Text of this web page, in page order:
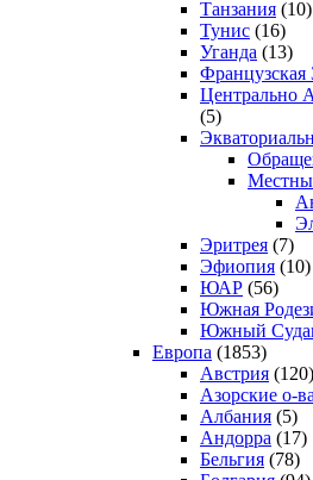
Танзания (10)
Тунис (16)
Уганда (13)
Французская
Центрально
(5)
Эритрея (7)
Эфиопия (10)
ЮАР (56)
Южная
Южный
Европа (1853)
Австрия (120)
Азорские о-ва
Албания (5)
Андорра (17)
Бельгия (78)